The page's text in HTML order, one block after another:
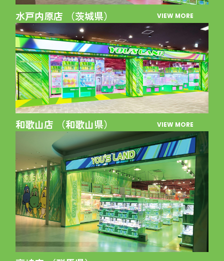
水戸内原店 （茨城県） VIEW MORE
和歌山店 （和歌山県） VIEW MORE